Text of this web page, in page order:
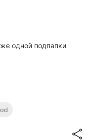
одной подпапки